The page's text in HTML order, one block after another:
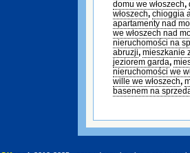
domu we włoszech,
włoszech, chioggia
apartamenty nad
we włoszech nad
nieruchomości na
abruzji, mieszkanie
jeziorem garda,
nieruchomości we
wille we włoszech,
basenem na